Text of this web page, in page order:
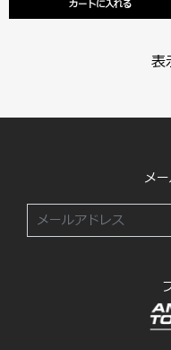
カートに入れる
表
メ